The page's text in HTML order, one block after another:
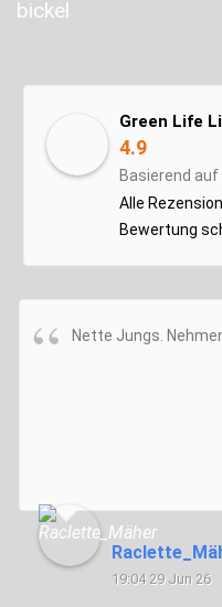
Green Life
4.9
Basierend
Alle
Bewertung
Nette Jungs.
19:04 29 Jun 26